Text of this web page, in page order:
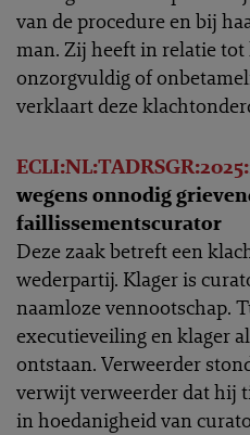
van de procedure en bij
man. Zij heeft in relatie tot
onzorgvuldig of
verklaart deze
wegens onnodig
faillissementscurator
Deze zaak betreft een
wederpartij. Klager is
naamloze vennootschap.
executieveiling en klager
ontstaan. Verweerder
verwijt verweerder dat hij
in hoedanigheid van